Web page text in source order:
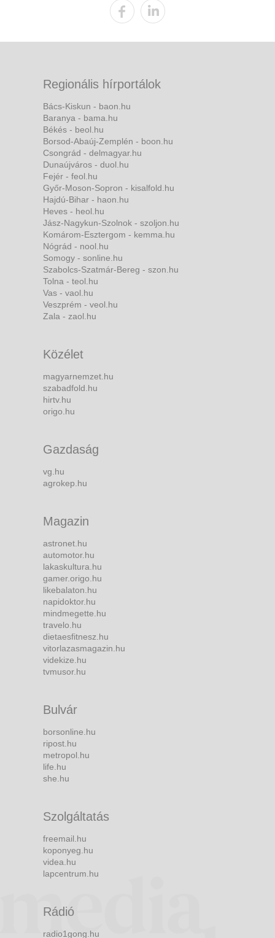
Regionális hírportálok
Bács-Kiskun - baon.hu
Baranya - bama.hu
Békés - beol.hu
Borsod-Abaúj-Zemplén - boon.hu
Csongrád - delmagyar.hu
Dunaújváros - duol.hu
Fejér - feol.hu
Győr-Moson-Sopron - kisalfold.hu
Hajdú-Bihar - haon.hu
Heves - heol.hu
Jász-Nagykun-Szolnok - szoljon.hu
Komárom-Esztergom - kemma.hu
Nógrád - nool.hu
Somogy - sonline.hu
Szabolcs-Szatmár-Bereg - szon.hu
Tolna - teol.hu
Vas - vaol.hu
Veszprém - veol.hu
Zala - zaol.hu
Közélet
magyarnemzet.hu
szabadfold.hu
hirtv.hu
origo.hu
Gazdaság
vg.hu
agrokep.hu
Magazin
astronet.hu
automotor.hu
lakaskultura.hu
gamer.origo.hu
likebalaton.hu
napidoktor.hu
mindmegette.hu
travelo.hu
dietaesfitnesz.hu
vitorlazasmagazin.hu
videkize.hu
tvmusor.hu
Bulvár
borsonline.hu
ripost.hu
metropol.hu
life.hu
she.hu
Szolgáltatás
freemail.hu
koponyeg.hu
videa.hu
lapcentrum.hu
Rádió
radio1gong.hu